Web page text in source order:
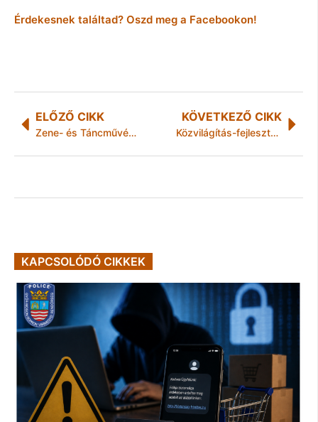
Érdekesnek találtad? Oszd meg a Facebookon!
ELŐZŐ CIKK
Zene- és Táncművészeti Képzési Központ Miskolcon
KÖVETKEZŐ CIKK
Közvilágítás-fejlesztés Perecesen
KAPCSOLÓDÓ CIKKEK